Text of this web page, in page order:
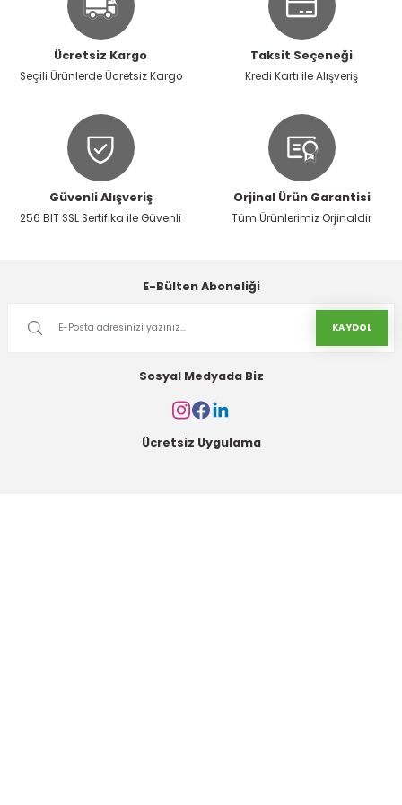
Ürün resmi kalitesiz, bozuk veya görüntülenemiyor.
Ürün açıklamasında eksik bilgiler bulunuyor.
Ürün bilgilerinde hatalar bulunuyor.
Ürün fiyatı diğer sitelerden daha pahalı.
Ücretsiz Kargo
Seçili Ürünlerde Ücretsiz Kargo
Taksit Seçeneği
Kredi Kartı ile Alışveriş
Güvenli Alışveriş
256 BIT SSL Sertifika ile Güvenli
Orjinal Ürün Garantisi
Tüm Ürünlerimiz Orjinaldir
E-Bülten Aboneliği
KAYDOL
Sosyal Medyada Biz
Ücretsiz Uygulama